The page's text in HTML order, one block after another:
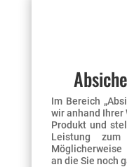
Im Bereich
wir anhand Ihrer
Produkt und
Leistung
an die Sie noch